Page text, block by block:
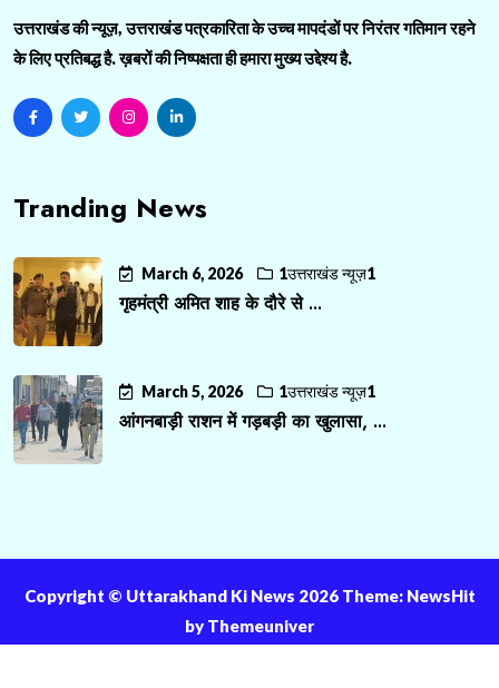
उत्तराखंड की न्यूज़, उत्तराखंड पत्रकारिता के उच्च मापदंडों पर निरंतर गतिमान रहने
के लिए प्रतिबद्ध है. ख़बरों की निष्पक्षता ही हमारा मुख्य उद्देश्य है.
Tranding News
March 6, 2026 1उत्तराखंड न्यूज़1
गृहमंत्री अमित शाह के दौरे से ...
March 5, 2026 1उत्तराखंड न्यूज़1
आंगनबाड़ी राशन में गड़बड़ी का खुलासा, ...
Copyright ©️ Uttarakhand Ki News 2026 Theme: NewsHit
by Themeuniver